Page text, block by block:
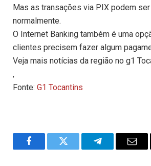
Mas as transações via PIX podem
normalmente.
O Internet Banking também é uma
clientes precisem fazer algum
Veja mais notícias da região no g1
,
Fonte: G1 Tocantins
FacebookTwitter Telegram